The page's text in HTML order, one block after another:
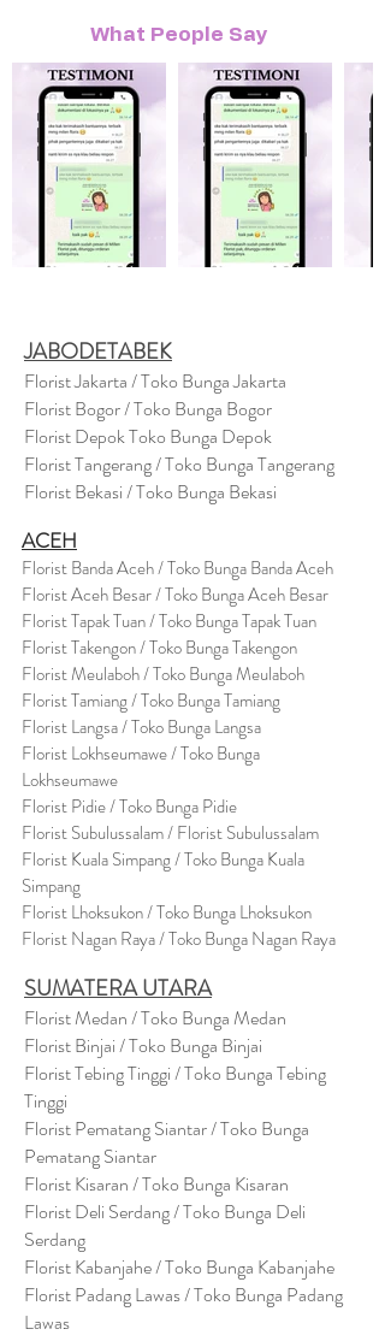
What People Say
JABODETABEK
Florist Jakarta / Toko Bunga Jakarta
Florist Bogor / Toko Bunga Bogor
Florist Depok Toko Bunga Depok
Florist Tangerang / Toko Bunga Tangerang
Florist Bekasi / Toko Bunga Bekasi
ACEH
Florist Banda Aceh / Toko Bunga Banda Aceh
Florist Aceh Besar / Toko Bunga Aceh Besar
Florist Tapak Tuan / Toko Bunga Tapak Tuan
Florist Takengon / Toko Bunga Takengon
Florist Meulaboh / Toko Bunga Meulaboh
Florist Tamiang / Toko Bunga Tamiang
Florist Langsa / Toko Bunga Langsa
Florist Lokhseumawe / Toko Bunga
Lokhseumawe
Florist Pidie / Toko Bunga Pidie
Florist Subulussalam / Florist Subulussalam
Florist Kuala Simpang / Toko Bunga Kuala
Simpang
Florist Lhoksukon / Toko Bunga Lhoksukon
Florist Nagan Raya / Toko Bunga Nagan Raya
SUMATERA UTARA
Florist Medan / Toko Bunga Medan
Florist Binjai / Toko Bunga Binjai
Florist Tebing Tinggi / Toko Bunga Tebing
Tinggi
Florist Pematang Siantar / Toko Bunga
Pematang Siantar
Florist Kisaran / Toko Bunga Kisaran
Florist Deli Serdang / Toko Bunga Deli
Serdang
Florist Kabanjahe / Toko Bunga Kabanjahe
Florist Padang Lawas / Toko Bunga Padang
Lawas